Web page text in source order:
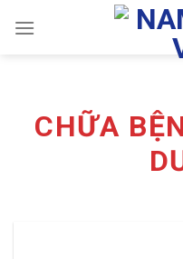
CHỮA